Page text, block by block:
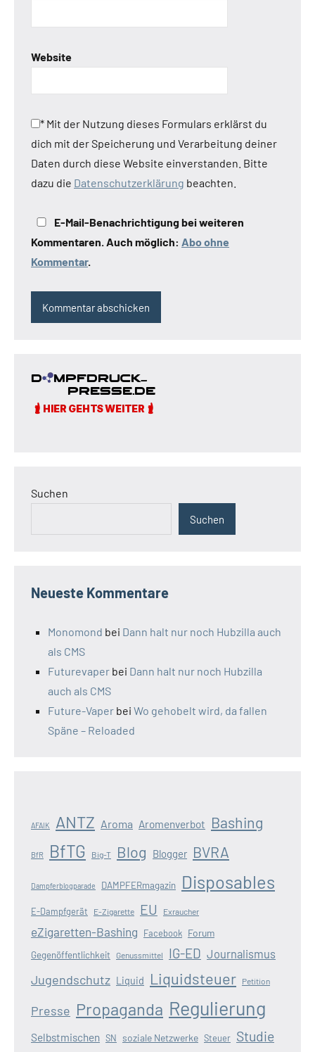
Website
* Mit der Nutzung dieses Formulars erklärst du
dich mit der Speicherung und Verarbeitung deiner
Daten durch diese Website einverstanden. Bitte
dazu die Datenschutzerklärung beachten.
E-Mail-Benachrichtigung bei weiteren
Kommentaren. Auch möglich: Abo ohne
Kommentar.
Suchen
Suchen
Neueste Kommentare
Monomond bei Dann halt nur noch Hubzilla auch
als CMS
Futurevaper bei Dann halt nur noch Hubzilla
auch als CMS
Future-Vaper bei Wo gehobelt wird, da fallen
Späne – Reloaded
AFAIK ANTZ Aroma Aromenverbot Bashing
BfR BfTG Big-T Blog Blogger BVRA
Dampferblogparade DAMPFERmagazin Disposables
E-Dampfgerät E-Zigarette EU Exraucher
eZigaretten-Bashing Facebook Forum
Gegenöffentlichkeit Genussmittel IG-ED Journalismus
Jugendschutz Liquid Liquidsteuer Petition
Presse Propaganda Regulierung
Selbstmischen SN soziale Netzwerke Steuer Studie